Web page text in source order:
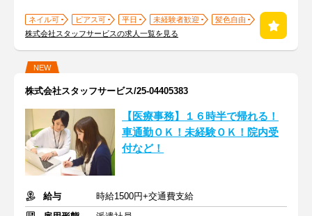
ネイル可 ピアス可 平日 未経験者歓迎
髪色自由
株式会社スタッフサービスの求人一覧を見る
NEW
株式会社スタッフサービス/25-04405383
【医療事務】１６時半で帰れる！
車通勤ＯＫ！未経験ＯＫ！院内受
付など！
給与
時給1500円+交通費支給